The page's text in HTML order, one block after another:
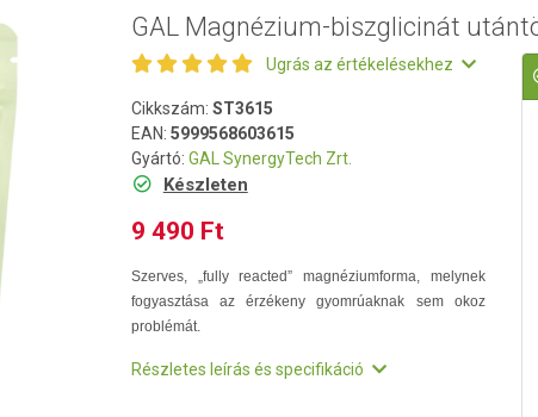
GAL Magnézium-biszglicinát
Ugrás az értékelésekhez
Cikkszám: ST3615
EAN: 5999568603615
Gyártó: GAL SynergyTech Zrt.
Készleten
9 490 Ft
Szerves, „fully reacted” magnéziumforma, melynek
fogyasztása az érzékeny gyomrúaknak sem okoz
problémát.
Részletes leírás és specifikáció